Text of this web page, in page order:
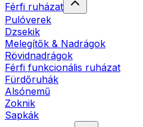
Férfi ruházat
Pulóverek
Dzsekik
Melegítők & Nadrágok
Rövidnadrágok
Férfi funkcionális ruházat
Fürdőruhák
Alsónemű
Zoknik
Sapkák